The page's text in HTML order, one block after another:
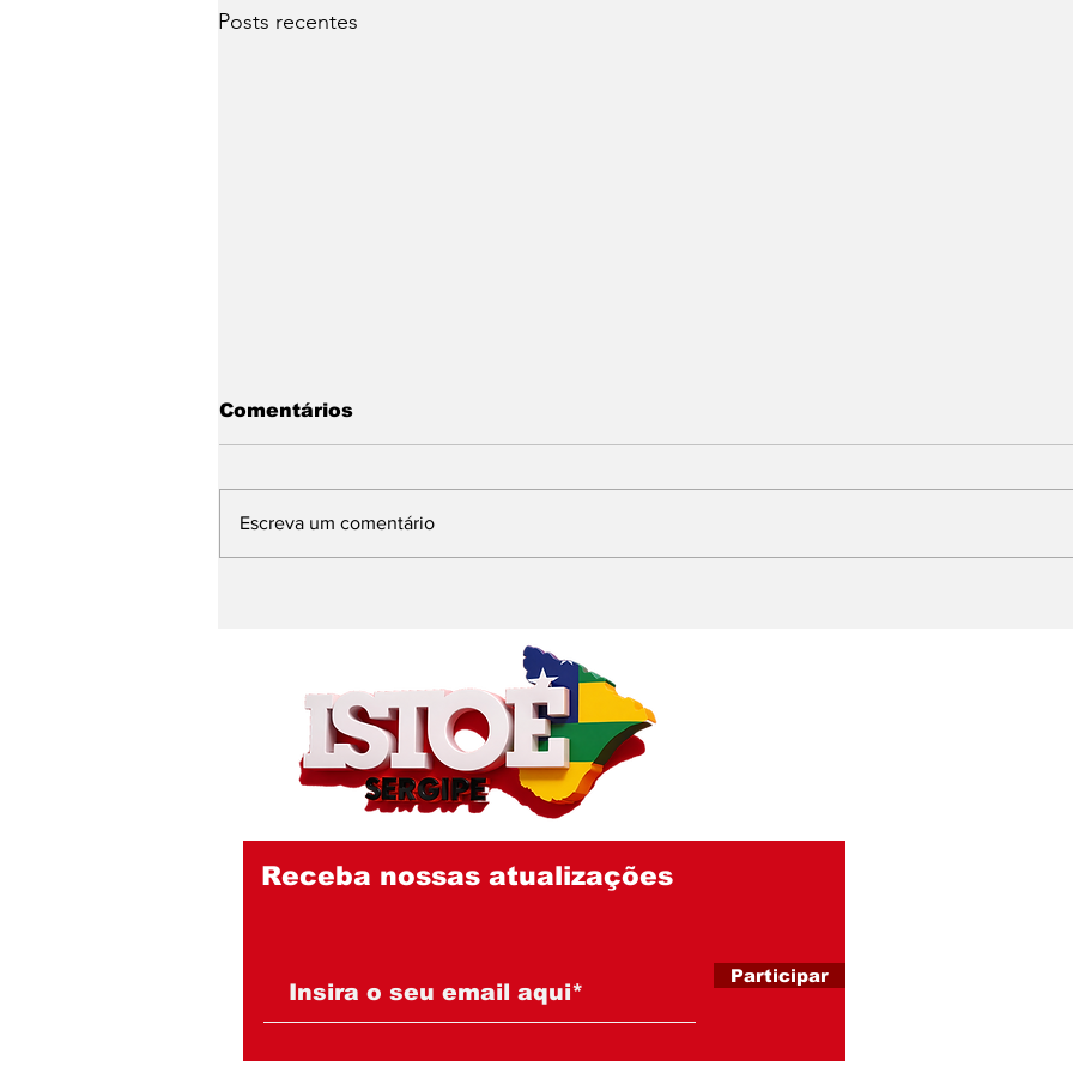
Posts recentes
sucessão política em
São Domingos
empresário
Comentários
Escreva um comentário
Receba nossas atualizações
Participar